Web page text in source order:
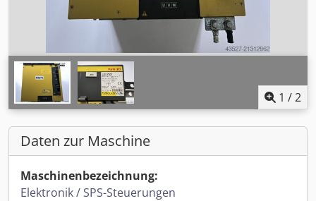
1 /2
Daten zur Maschine
Maschinenbezeichnung:
Elektronik / SPS-Steuerungen